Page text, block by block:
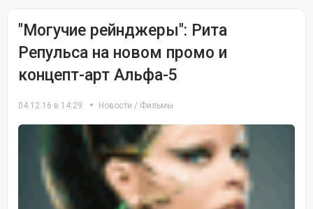
"Могучие рейнджеры": Рита
Репульса на новом промо и
концепт-арт Альфа-5
04.12.16 в 14:29 Новости / Фильмы